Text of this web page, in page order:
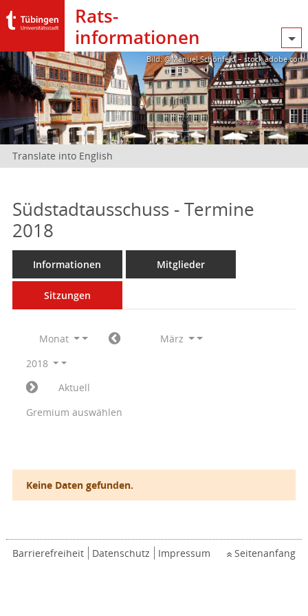
Rats­
informationen
Bild: @Manuel Schönfeld – stock.adobe.com
Translate into English
Südstadtausschuss - Termine
2018
Informationen Mitglieder
Sitzungen
Monat
März
2018
Aktuell
Gremium auswählen
Keine Daten gefunden.
Barrierefreiheit Datenschutz Impressum Seitenanfang